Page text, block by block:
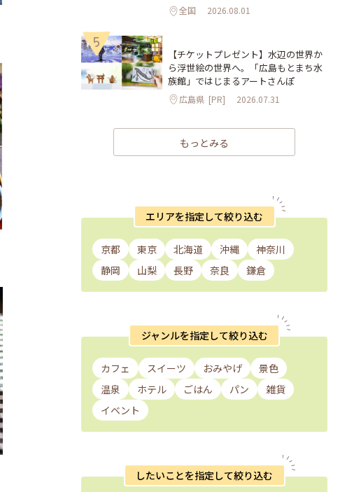
全国 2026.08.01
5
【チケットプレゼント】水辺の世界か
ら浮世絵の世界へ。「広島もとまち水
族館」ではじまるアートさんぽ
広島県 [PR] 2026.07.31
もっとみる
エリアを指定して絞り込む
京都 東京 北海道 沖縄
神奈川
静岡
山梨 長野 奈良 鎌倉
ジャンルを指定して絞り込む
カフェ スイーツ おみやげ
景色
温泉
ホテル ごはん パン
雑貨
イベント
したいことを指定して絞り込む